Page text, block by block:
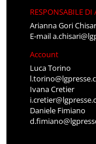
RESPONSABILE DI
Arianna Gori
E-mail
Account
Luca Torino
Ivana Cretier
Daniele Fimiano